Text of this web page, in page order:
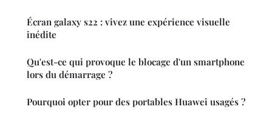
Écran galaxy s22 : vivez une expérience visuelle
inédite
Qu'est-ce qui provoque le blocage d'un smartphone
lors du démarrage ?
Pourquoi opter pour des portables Huawei usagés ?